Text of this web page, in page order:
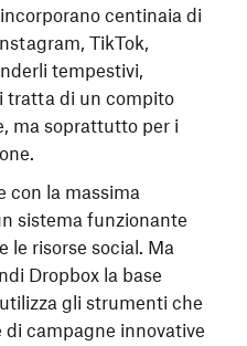
centinaia di
TikTok,
tempestivi,
tratta di un compito
ma soprattutto per i
con la massima
sistema funzionante
le risorse social. Ma
Dropbox la base
gli strumenti che
campagne innovative